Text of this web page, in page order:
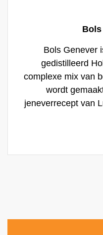
Bols
Bols Genever
gedistilleerd
complexe mix van
wordt
jeneverrecept van
smaak, dankzij
maakt Bols